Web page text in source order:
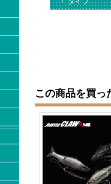
この商品を買っ